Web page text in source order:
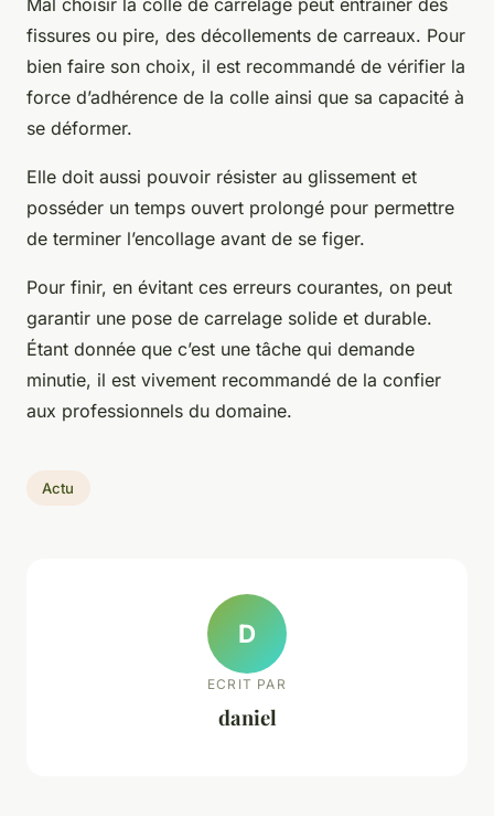
Mal choisir la colle de carrelage peut entraîner des
fissures ou pire, des décollements de carreaux. Pour
bien faire son choix, il est recommandé de vérifier la
force d’adhérence de la colle ainsi que sa capacité à
se déformer.
Elle doit aussi pouvoir résister au glissement et
posséder un temps ouvert prolongé pour permettre
de terminer l’encollage avant de se figer.
Pour finir, en évitant ces erreurs courantes, on peut
garantir une pose de carrelage solide et durable.
Étant donnée que c’est une tâche qui demande
minutie, il est vivement recommandé de la confier
aux professionnels du domaine.
Actu
D
ECRIT PAR
daniel